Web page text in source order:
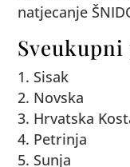
natjecanje
Sveukupni
Sisak
Novska
Hrvatska
Petrinja
Sunja